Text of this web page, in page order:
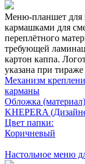
Меню-планшет для
кармашками для
переплётного
требующей
картон каппа.
указана при
Механизм
карманы
Обложка
KHEPERA
Цвет папки:
Коричневый
Настольное меню